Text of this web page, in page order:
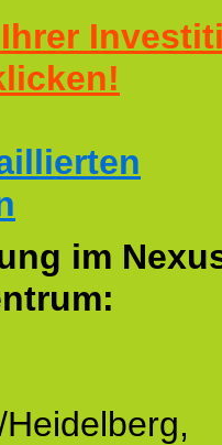
im